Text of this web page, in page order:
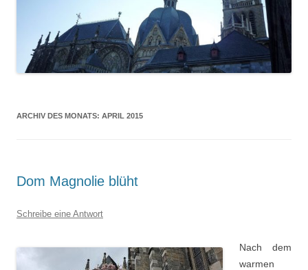
ARCHIV DES MONATS: APRIL 2015
Dom Magnolie blüht
Schreibe eine Antwort
Nach dem
warmen